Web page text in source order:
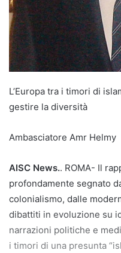
L’Europa tra i timori di
gestire la diversità
Ambasciatore Amr Helmy
AISC News.. ROMA- Il
profondamente segnato
colonialismo, dalle
dibattiti in evoluzione su
narrazioni politiche e
i timori di una presunta